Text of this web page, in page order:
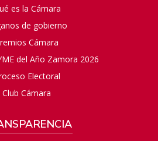
es la Cámara
de gobierno
Cámara
del Año Zamora 2026
Electoral
Club Cámara